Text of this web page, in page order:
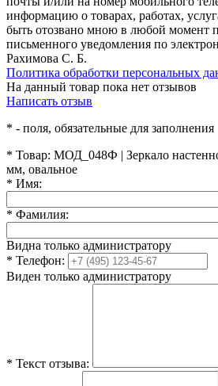
информацию о товарах, работах,
быть отозвано мною в любой момент
письменного уведомления по
Рахимова С. Б.
Политика обработки персональных
На данный товар пока нет отзывов
Написать отзыв
* - поля, обязательные для заполнения
* Товар: МОД_048Ф | Зеркало
мм, овальное
* Имя:
* Фамилия:
Видна только администратору
* Телефон:
Виден только администратору
* Текст отзыва: